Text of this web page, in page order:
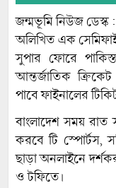
জন্মভূমি নিউজ ডেস্ক :
অলিখিত এক
সুপার ফোরে
আন্তর্জাতিক
পাবে ফাইনালের
বাংলাদেশ সময় রাত
করবে টি স্পোর্টস,
ছাড়া অনলাইনে
ও টফিতে।